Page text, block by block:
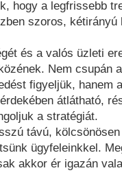
hogy a legfrissebb
szoros, kétirányú
és a valós üzleti
Nem csupán
figyeljük, hanem
átlátható,
a stratégiát.
távú,
ügyfeleinkkel.
akkor ér igazán